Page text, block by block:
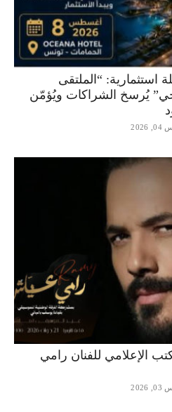
استثمارية: “الملتقى
يُرسخ الشراكات ويُؤمّن
الإعلامي للفنان رامي